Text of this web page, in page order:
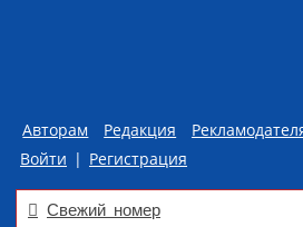
Авторам Редакция
Войти | Регистрация
Свежий номер